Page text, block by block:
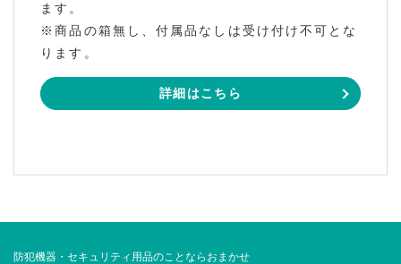
ます。
※商品の箱無し、付属品なしは受け付け不可とな
ります。
詳細はこちら
防犯機器・セキュリティ用品のことならおまかせ